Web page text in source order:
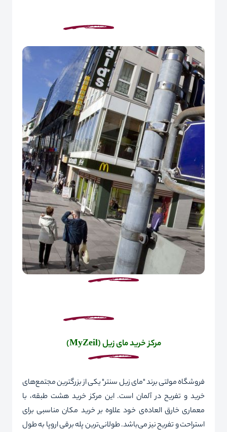
مرکز خرید مای زیل (MyZeil
)
فروشگاه مولتی برند "مای زیل سنتر" یکی از بزرگترین مجتمع‌های
خرید و تفریح در آلمان است. این مرکز خرید هشت طبقه، با
معماری خارق العاده‌ی خود علاوه بر خرید مکان مناسبی برای
استراحت و تفریح نیز می‌باشد. طولانی‌ترین پله برقی اروپا به طول